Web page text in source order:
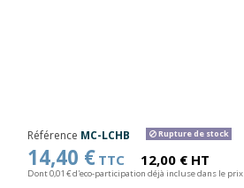
Référence MC-LCHB Rupture de stock
14,40 € TTC 12,00 € HT
Dont 0,01 € d'eco-participation déjà incluse dans le prix